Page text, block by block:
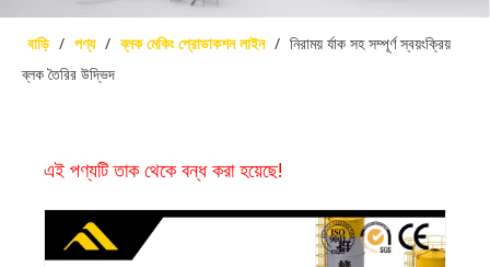
বাড়ি / পণ্য / ব্লক মেকিং প্রোডাকশন লাইন / নিরাময় র্যাক সহ সম্পূর্ণ স্বয়ংক্রিয়
ব্লক তৈরির উদ্ভিদ
এই পণ্যটি তাক থেকে বন্ধ করা হয়েছে!